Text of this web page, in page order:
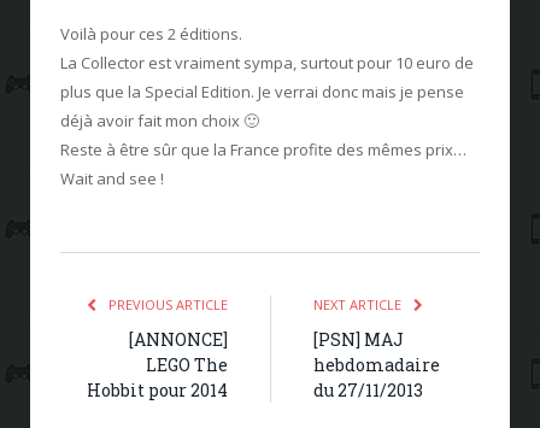
Voilà pour ces 2 éditions.
La Collector est vraiment sympa, surtout pour 10 euro de
plus que la Special Edition. Je verrai donc mais je pense
déjà avoir fait mon choix 🙂
Reste à être sûr que la France profite des mêmes prix…
Wait and see !
PREVIOUS ARTICLE
[ANNONCE]
LEGO The
Hobbit pour 2014
NEXT ARTICLE
[PSN] MAJ
hebdomadaire
du 27/11/2013